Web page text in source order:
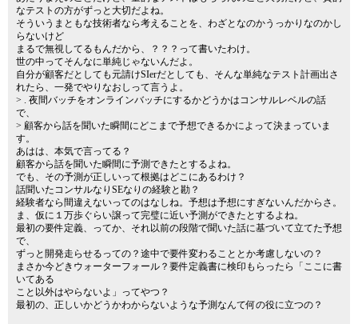
なテストの方がずっと大切だよね。
そういうまともな技術者なら考えることを、わざとなのかうっかりなのかし
らないけど
まるで無視してるもんだから、？？？って書いたわけ。
世の中ってそんなに単純じゃないんだよ。
自分が顧客だとしても元請けSIerだとしても、そんな単純なテスト計画出さ
れたら、一発でやりなおしって言うよ。
> . 夜間バッチをオンラインバッチにするかどうかはコンサルレベルの話
で、
> 顧客から話を聞いた瞬間にどこまで予想できるかによって決まっていま
す。
あはは、本気で言ってる？
顧客から話を聞いた瞬間に予測できたとするよね。
でも、その予測が正しいって根拠はどこにあるわけ？
話聞いたコンサルなりSEなりの経験と勘？
経験者なら間違えないってのはなしね。予想は予想にすぎないんだからさ。
ま、仮に１万歩ぐらい譲って完璧に近い予測ができたとするよね。
最初の要件定義、ってか、それ以前の段階で聞いた話に基づいて立てた予想
で、
ずっと開発走らせるっての？途中で要件変わることとか考慮しないの？
まさか今どきウォーターフォール？要件定義書に検印もらったら「ここに書
いてある
こと以外はやらないよ」ってやつ？
最初の、正しいかどうかわからないような予測なんて何の役に立つの？